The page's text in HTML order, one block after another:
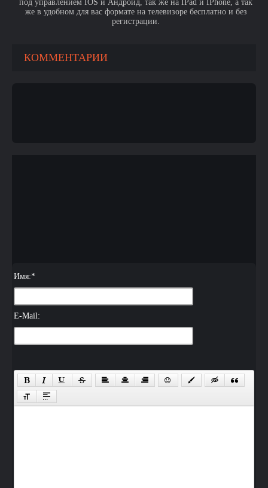
под управлением IOS и Андроид, так же на IPad и IPhone, а так
же в удобном для вас формате на телевизоре бесплатно и без
регистрации.
КОММЕНТАРИИ
Имя:*
E-Mail: